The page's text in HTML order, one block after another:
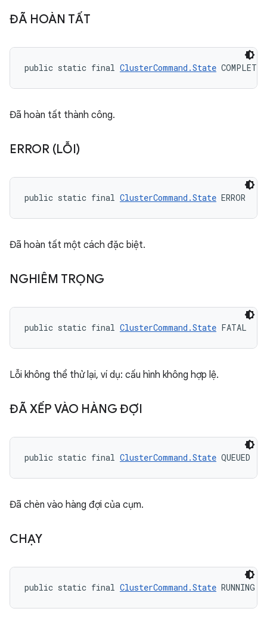
ĐÃ HOÀN TẤT
public static final ClusterCommand.State COMPLETED
Đã hoàn tất thành công.
ERROR (LỖI)
public static final ClusterCommand.State ERROR
Đã hoàn tất một cách đặc biệt.
NGHIÊM TRỌNG
public static final ClusterCommand.State FATAL
Lỗi không thể thử lại, ví dụ: cấu hình không hợp lệ.
ĐÃ XẾP VÀO HÀNG ĐỢI
public static final ClusterCommand.State QUEUED
Đã chèn vào hàng đợi của cụm.
CHẠY
public static final ClusterCommand.State RUNNING